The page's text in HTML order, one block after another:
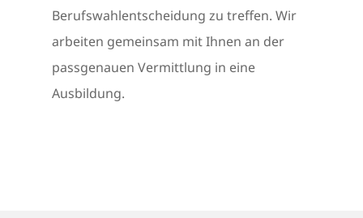
Berufswahlentscheidung zu treffen. Wir
arbeiten gemeinsam mit Ihnen an der
passgenauen Vermittlung in eine
Ausbildung.